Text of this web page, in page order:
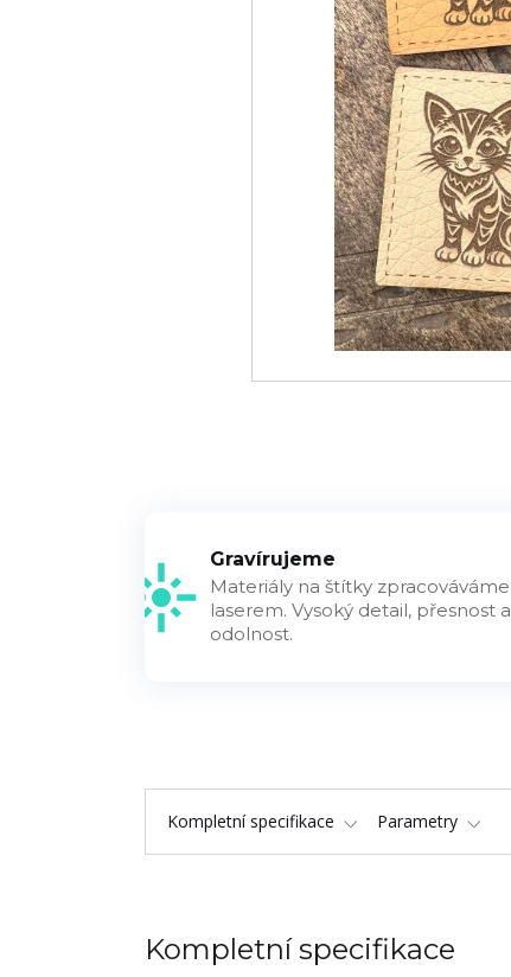
Gravírujeme
Materiály na štítky zpracováváme
laserem. Vysoký detail, přesnost a
odolnost.
Kompletní specifikace Parametry
Kompletní specifikace